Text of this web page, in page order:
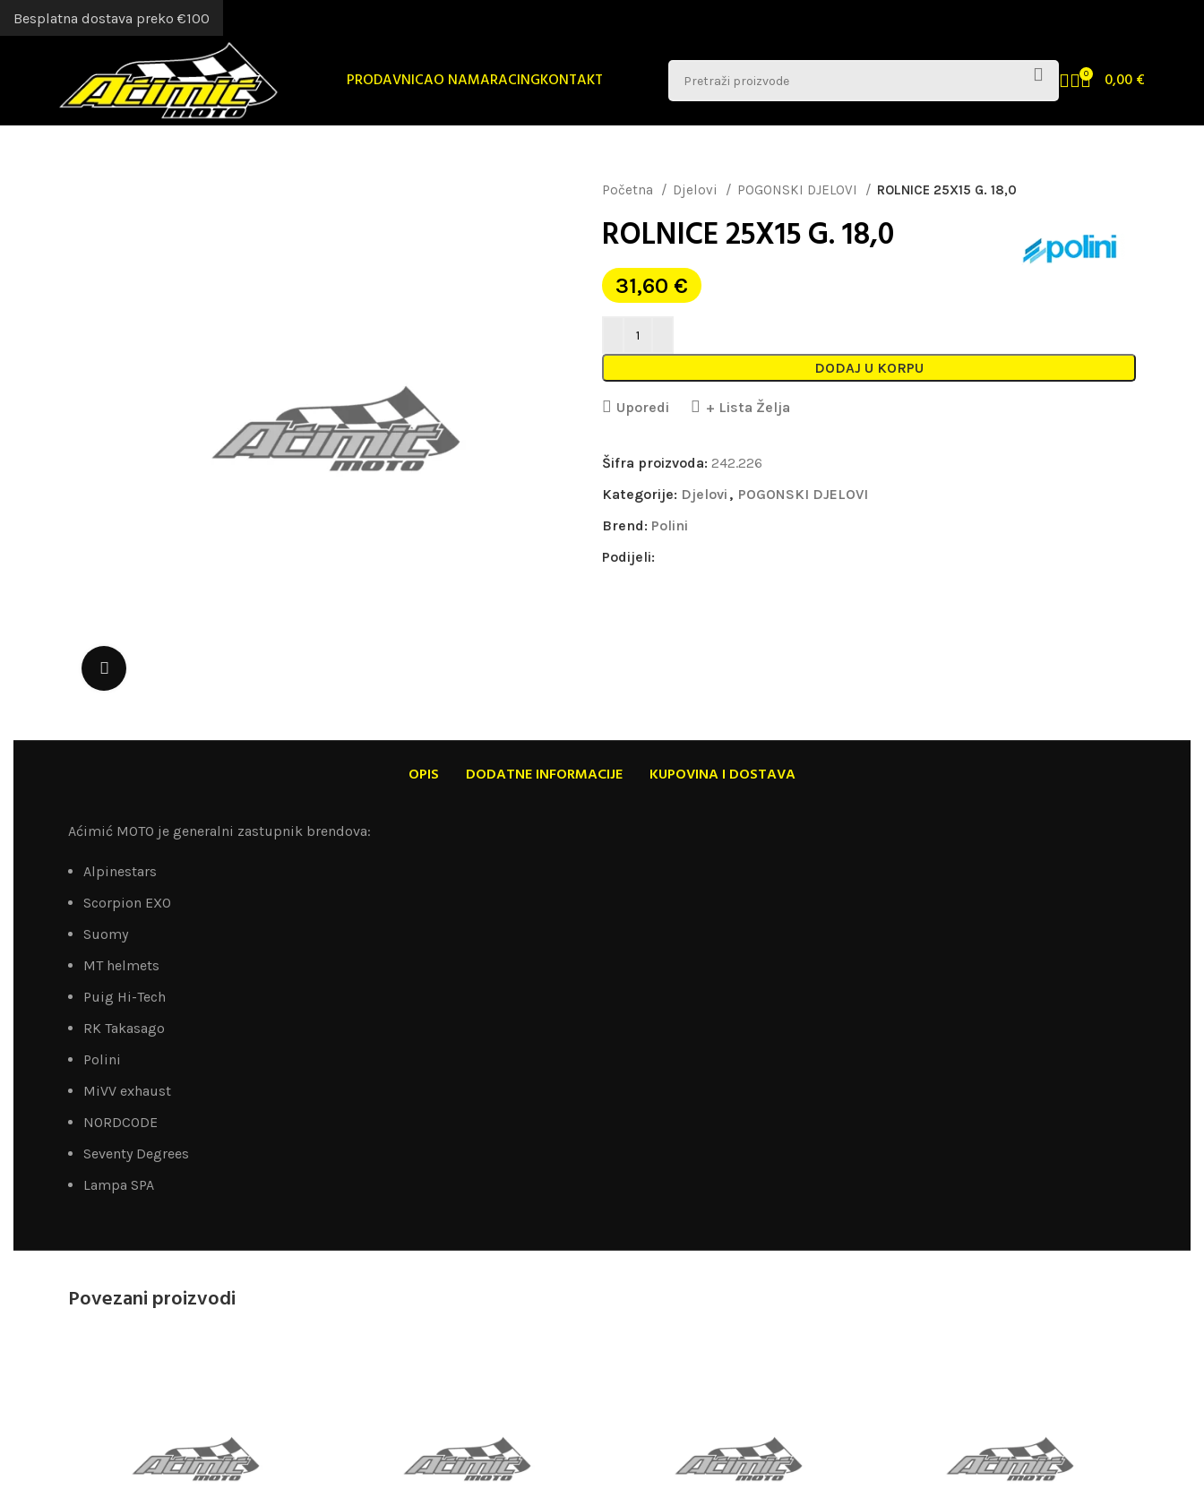
PRODAVNICAO NAMARACINGKONTAKT 0 0,00€
Početna Djelovi POGONSKI DJELOVI ROLNICE 25X15 G. 18,0
ROLNICE 25X15 G. 18,0
31,60 €
DODAJ U KORPU
Uporedi + Lista Želja
Šifra proizvoda: 242.226
Kategorije: Djelovi , POGONSKI DJELOVI
Brend: Polini
Podijeli:
OPIS DODATNE INFORMACIJE KUPOVINA I DOSTAVA
Aćimić MOTO je generalni zastupnik brendova:
Alpinestars
Scorpion EXO
Suomy
MT helmets
Puig Hi-Tech
RK Takasago
Polini
MiVV exhaust
NORDCODE
Seventy Degrees
Lampa SPA
Povezani proizvodi
Besplatna dostava preko €100